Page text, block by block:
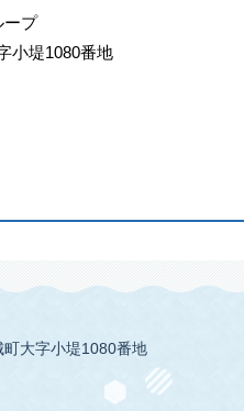
ープ
小堤1080番地
大字小堤1080番地